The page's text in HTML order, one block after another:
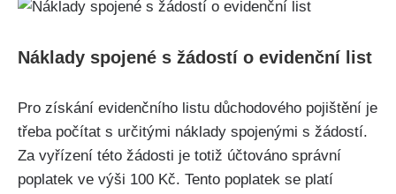
Náklady spojené s žádostí o evidenční list
Pro získání evidenčního listu důchodového pojištění je
třeba počítat s určitými náklady spojenými s žádostí.
Za vyřízení této žádosti je totiž účtováno správní
poplatek ve výši 100 Kč. Tento poplatek se platí